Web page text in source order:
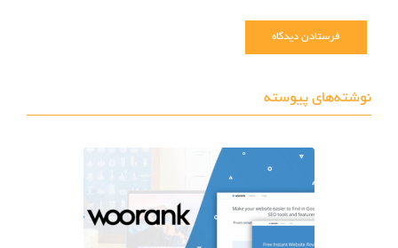
نوشته‌های پیوسته